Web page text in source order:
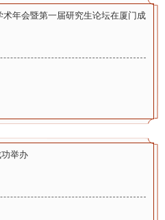
年会暨第一届研究生论坛在厦门成
举办